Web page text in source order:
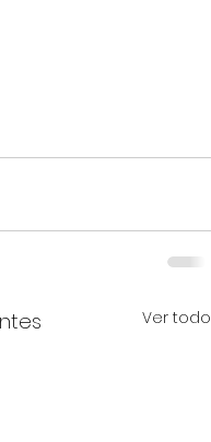
Ver todo